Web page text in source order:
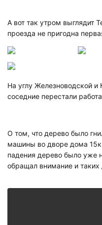
А вот так утром выглядит
проезда не пригодна
На углу Железноводской
соседние перестали
О том, что дерево было
машины во дворе дома
падения дерево было уже
обращал внимание и таких